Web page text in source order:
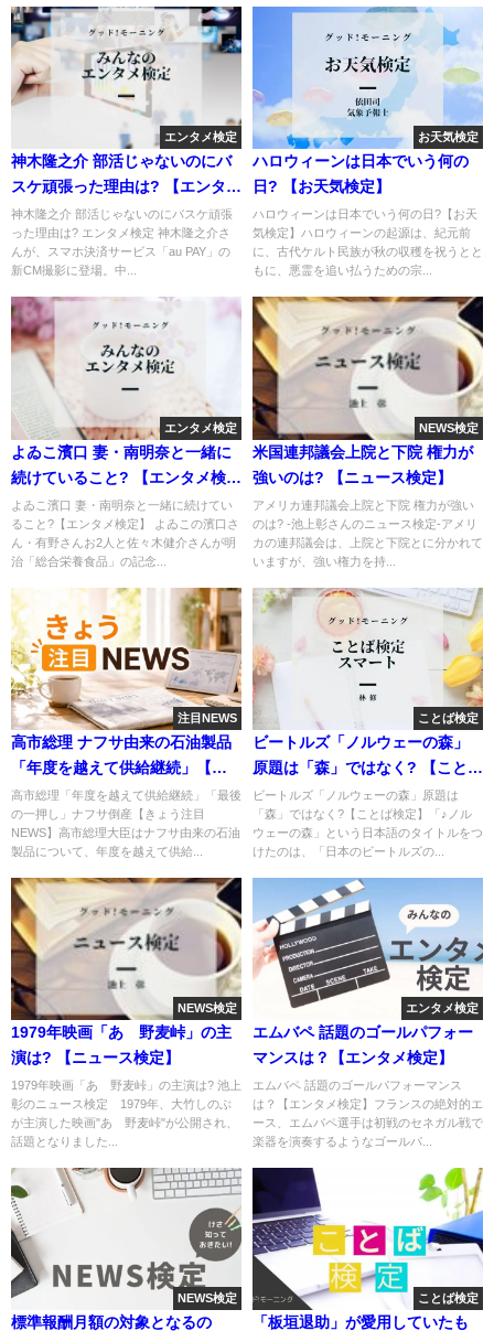
エンタメ検定
神木隆之介 部活じゃないのにバ
スケ頑張った理由は? 【エンタメ
検定】
神木隆之介 部活じゃないのにバスケ頑張
った理由は? エンタメ検定 神木隆之介さ
んが、スマホ決済サービス「au PAY」の
新CM撮影に登場。中...
お天気検定
ハロウィーンは日本でいう何の
日? 【お天気検定】
ハロウィーンは日本でいう何の日?【お天
気検定】ハロウィーンの起源は、紀元前
に、古代ケルト民族が秋の収穫を祝うとと
もに、悪霊を追い払うための宗...
エンタメ検定
よゐこ濱口 妻・南明奈と一緒に
続けていること? 【エンタメ検
定】
よゐこ濱口 妻・南明奈と一緒に続けてい
ること?【エンタメ検定】 よゐこの濱口さ
ん・有野さんお2人と佐々木健介さんが明
治「総合栄養食品」の記念...
NEWS検定
米国連邦議会上院と下院 権力が
強いのは? 【ニュース検定】
アメリカ連邦議会上院と下院 権力が強い
のは? -池上彰さんのニュース検定-アメリ
カの連邦議会は、上院と下院とに分かれて
いますが、強い権力を持...
注目NEWS
高市総理 ナフサ由来の石油製品
「年度を越えて供給継続」【き
ょう注目NEWS】
高市総理「年度を越えて供給継続」「最後
の一押し」ナフサ倒産【きょう注目
NEWS】高市総理大臣はナフサ由来の石油
製品について、年度を越えて供給...
ことば検定
ビートルズ「ノルウェーの森」
原題は「森」ではなく? 【ことば
検定】
ビートルズ「ノルウェーの森」原題は
「森」ではなく?【ことば検定】「♪ノル
ウェーの森」という日本語のタイトルをつ
けたのは、「日本のビートルズの...
NEWS検定
1979年映画「あゝ野麦峠」の主
演は? 【ニュース検定】
1979年映画「あゝ野麦峠」の主演は? 池上
彰のニュース検定 1979年、大竹しのぶ
が主演した映画"あゝ野麦峠"が公開され、
話題となりました...
エンタメ検定
エムバペ 話題のゴールパフォー
マンスは？【エンタメ検定】
エムバペ 話題のゴールパフォーマンス
は？【エンタメ検定】フランスの絶対的エ
ース、エムバペ選手は初戦のセネガル戦で
楽器を演奏するようなゴールパ...
NEWS検定
標準報酬月額の対象となるの
ことば検定
「板垣退助」が愛用していたも